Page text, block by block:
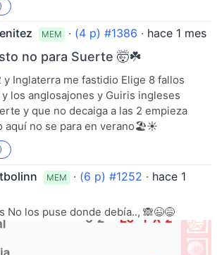
MEM · (4 p) #1386 · hace 1 mes
no para Suerte 🤯☘️
y Inglaterra me fastidio Elige 8 fallos
los anglosajones y Guiris ingleses
y que no decaiga a las 2 empieza
aquí no se para en verano🏖️☀️
MEM · (6 p) #1252 · hace 1
No los puse donde debía.., 🙈😉😅